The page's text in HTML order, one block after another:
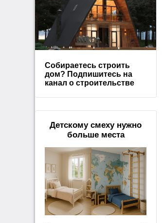
Собираетесь строить
дом? Подпишитесь на
канал о строительстве
Детскому смеху нужно
больше места